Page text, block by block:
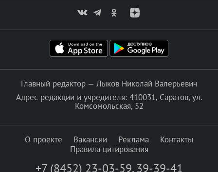
Главный редактор — Лыков Николай Валерьевич
Адрес редакции и учредителя: 410031, Саратов, ул.
Комсомольская, 52
О проекте Вакансии Реклама
Контакты
Правила цитирования
+7 (8452) 23-03-59, 39-39-41